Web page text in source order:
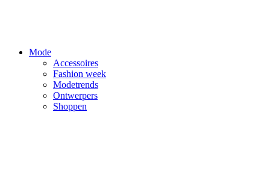
Mode
Accessoires
Fashion week
Modetrends
Ontwerpers
Shoppen